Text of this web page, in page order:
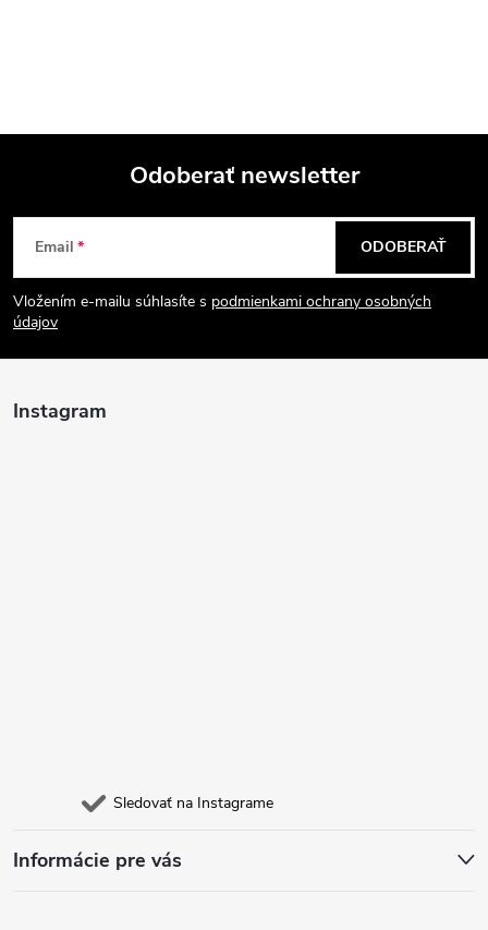
Z
á
p
ä
Odoberať newsletter
Email
Vložením e-mailu súhlasíte s podmienkami ochrany osobných
údajov
ODOBERAŤ
Instagram
Sledovať na Instagrame
Informácie pre vás